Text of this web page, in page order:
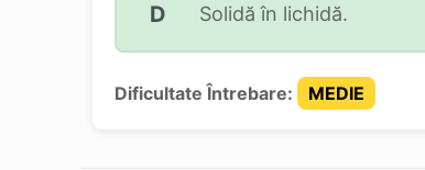
D Solidă în lichidă.
Dificultate Întrebare: MEDIE